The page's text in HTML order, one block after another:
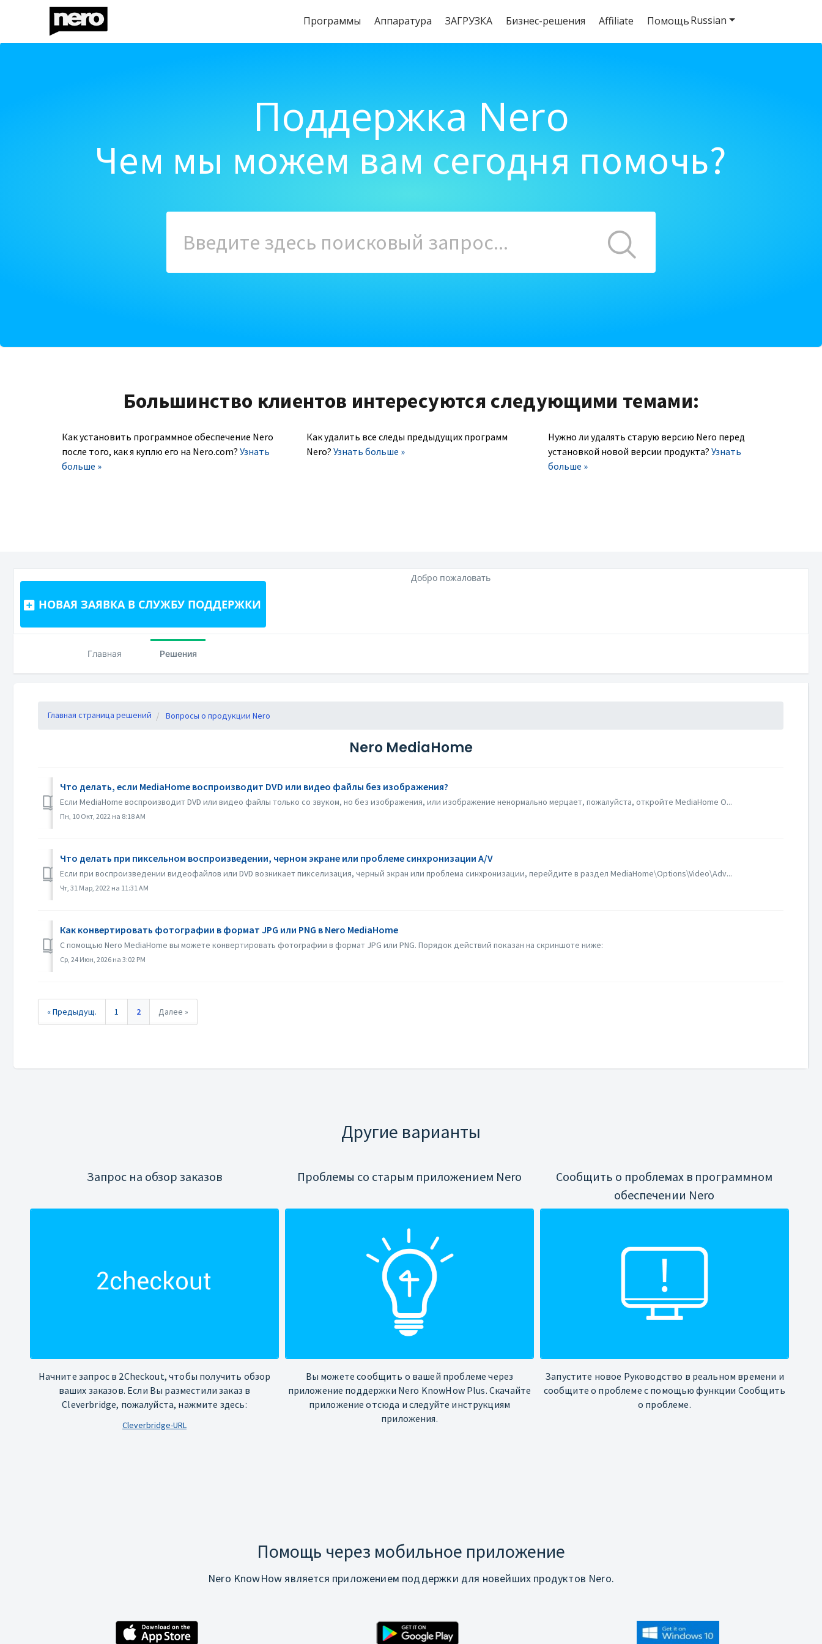
Программы Aппаратура ЗАГРУЗКА Бизнес-решения Affiliate Помощь
Поддержка Nero
Чем мы можем вам сегодня помочь?
Большинство клиентов интересуются следующими темами:
Как установить программное обеспечение Nero
после того, как я куплю его на Nero.com? Узнать
больше »
Как удалить все следы предыдущих программ
Nero? Узнать больше »
Нужно ли удалять старую версию Nero перед
установкой новой версии продукта? Узнать
больше »
НОВАЯ ЗАЯВКА В СЛУЖБУ ПОДДЕРЖКИ
Russian
Добро пожаловать
Главная Решения
Главная страница решений Вопросы о продукции Nero
Nero MediaHome
Что делать, если MediaHome воспроизводит DVD или видео файлы без изображения?
Если MediaHome воспроизводит DVD или видео файлы только со звуком, но без изображения, или изображение ненормально мерцает, пожалуйста, откройте MediaHome O...
Пн, 10 Окт, 2022 на 8:18 AM
Что делать при пиксельном воспроизведении, черном экране или проблеме синхронизации A/V
Если при воспроизведении видеофайлов или DVD возникает пикселизация, черный экран или проблема синхронизации, перейдите в раздел MediaHome\Options\Video\Adv...
Чт, 31 Мар, 2022 на 11:31 AM
Как конвертировать фотографии в формат JPG или PNG в Nero MediaHome
С помощью Nero MediaHome вы можете конвертировать фотографии в формат JPG или PNG. Порядок действий показан на скриншоте ниже:
Ср, 24 Июн, 2026 на 3:02 PM
« Предыдущ. 1 2 Далее »
Другие варианты
Запрос на обзор заказов
Начните запрос в 2Checkout, чтобы получить обзор
ваших заказов. Если Вы разместили заказ в
Cleverbridge, пожалуйста, нажмите здесь:
Cleverbridge-URL
Проблемы со старым приложением Nero
Вы можете сообщить о вашей проблеме через
приложение поддержки Nero KnowHow Plus. Скачайте
приложение отсюда и следуйте инструкциям
приложения.
Сообщить о проблемах в программном
обеспечении Nero
Запустите новое Руководство в реальном времени и
сообщите о проблеме с помощью функции Сообщить
о проблеме.
Помощь через мобильное приложение
Nero KnowHow является приложением поддержки для новейших продуктов Nero.